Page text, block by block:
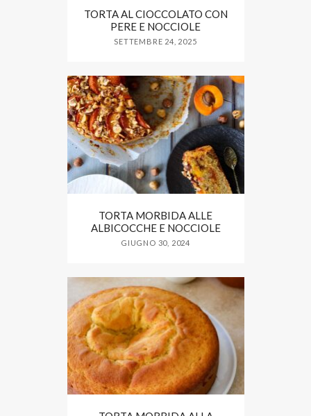
TORTA AL CIOCCOLATO CON
PERE E NOCCIOLE
SETTEMBRE 24, 2025
TORTA MORBIDA ALLE
ALBICOCCHE E NOCCIOLE
GIUGNO 30, 2024